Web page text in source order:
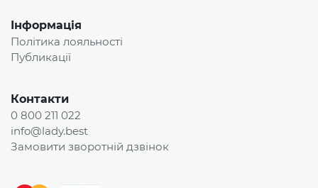
Інформація
Політика лояльності
Публикації
Контакти
0 800 211 022
info@lady.best
Замовити зворотній дзвінок